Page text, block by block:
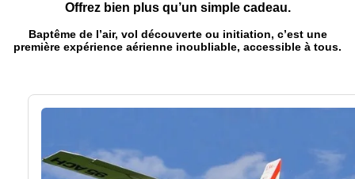
Offrez bien plus qu’un simple cadeau.
Baptême de l’air, vol découverte ou initiation, c’est une
première expérience aérienne inoubliable, accessible à tous.